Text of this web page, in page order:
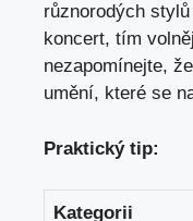
různorodých
koncert, tím
nezapomínejte,
umění, které se
Praktický tip:
Kategorii